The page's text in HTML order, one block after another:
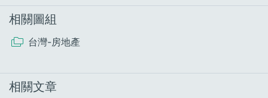
相關圖組
台灣-房地產
相關文章